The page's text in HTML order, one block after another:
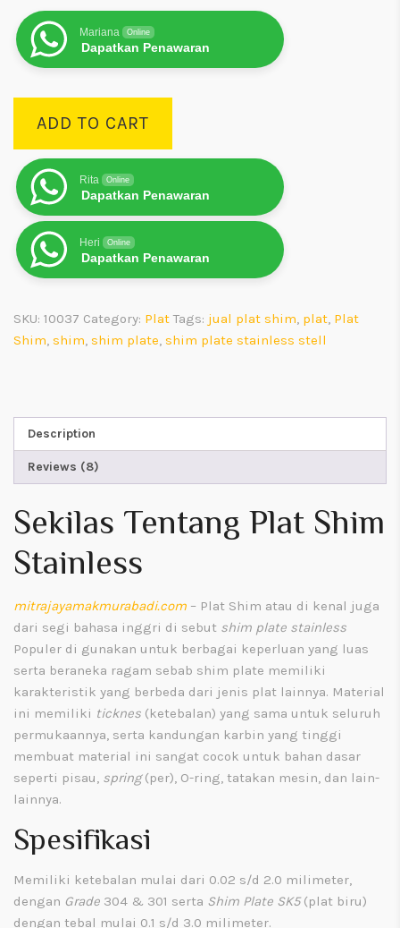
Mariana Online
Dapatkan Penawaran
ADD TO CART
Rita Online
Dapatkan Penawaran
Heri Online
Dapatkan Penawaran
SKU: 10037 Category: Plat Tags: jual plat shim, plat, Plat
Shim, shim, shim plate, shim plate stainless stell
Description
Reviews (8)
Sekilas Tentang Plat Shim
Stainless
mitrajayamakmurabadi.com – Plat Shim atau di kenal juga
dari segi bahasa inggri di sebut shim plate stainless
Populer di gunakan untuk berbagai keperluan yang luas
serta beraneka ragam sebab shim plate memiliki
karakteristik yang berbeda dari jenis plat lainnya. Material
ini memiliki ticknes (ketebalan) yang sama untuk seluruh
permukaannya, serta kandungan karbin yang tinggi
membuat material ini sangat cocok untuk bahan dasar
seperti pisau, spring(per), O-ring, tatakan mesin, dan lain-
lainnya.
Spesifikasi
Memiliki ketebalan mulai dari 0.02 s/d 2.0 milimeter,
dengan Grade 304 & 301 serta Shim Plate SK5(plat biru)
dengan tebal mulai 0.1 s/d 3.0 milimeter.